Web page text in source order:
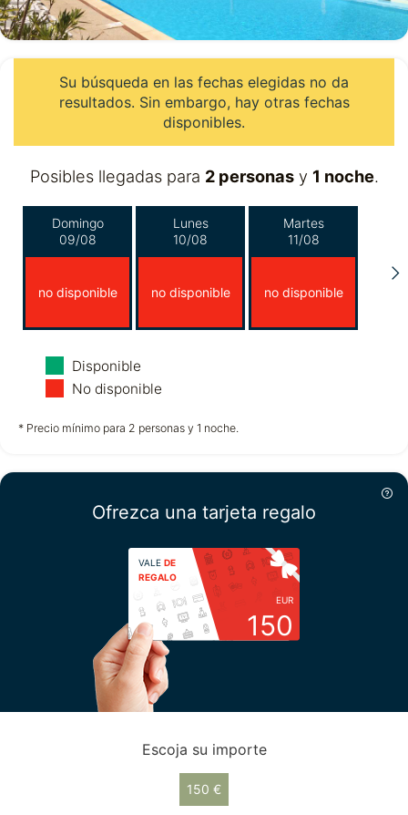
Su búsqueda en las fechas elegidas no da
resultados. Sin embargo, hay otras fechas
disponibles.
Posibles llegadas para 2 personasy 1 noche.
Domingo
09/08
no disponible
Lunes
10/08
no disponible
Martes
11/08
no disponible
Miércoles
12/08
no disponible no disponible
15/08
no disponible
Disponible
No disponible
* Precio mínimo para 2 personas y 1 noche.
Ofrezca una tarjeta regalo
VALE DE
REGALO
EUR
150
Escoja su importe
150 €